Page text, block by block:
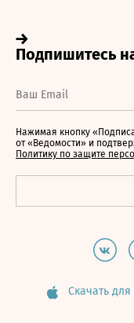
Нажимая кнопку
от «Ведомости» и
Политику по защите
Скачать для